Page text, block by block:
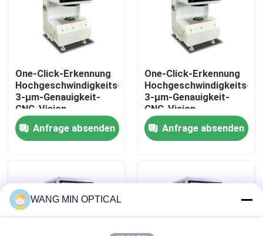
Über uns
Werksbesichtigung
Qualitätskontrolle
Kontakt mit uns
Rechtssachen
One-Click-Erkennung
Hochgeschwindigkeits-
3-μm-Genauigkeit-
CNC-Vision-
Messmaschine für
automatische
optische Inspektion
Anfrage absenden
One-Click-Erkennung
Hochgeschwindigkeits-
3-μm-Genauigkeit-
CNC-Vision-
Messmaschine für
automatische
optische Inspektion
Anfrage absenden
WANG MIN OPTICAL